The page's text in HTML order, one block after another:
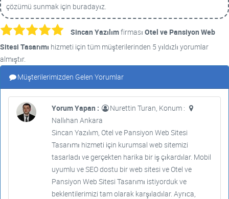
çözümü sunmak için buradayız.
Sincan Yazılımfirması Otel ve Pansiyon Web
Sitesi Tasarımı hizmeti için tüm müşterilerinden 5 yıldızlı yorumlar
almıştır.
Müşterilerimizden Gelen Yorumlar
Yorum Yapan :
Nurettin Turan, Konum :
Nallıhan Ankara
Sincan Yazılım, Otel ve Pansiyon Web Sitesi
Tasarımı hizmeti için kurumsal web sitemizi
tasarladı ve gerçekten harika bir iş çıkardılar. Mobil
uyumlu ve SEO dostu bir web sitesi ve Otel ve
Pansiyon Web Sitesi Tasarımı istiyorduk ve
beklentilerimizi tam olarak karşıladılar. Ayrıca,